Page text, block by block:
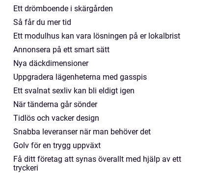
Ett drömboende i skärgården
Så får du mer tid
Ett modulhus kan vara lösningen på er lokalbrist
Annonsera på ett smart sätt
Nya däckdimensioner
Uppgradera lägenheterna med gasspis
Ett svalnat sexliv kan bli eldigt igen
När tänderna går sönder
Tidlös och vacker design
Snabba leveranser när man behöver det
Golv för en trygg uppväxt
Få ditt företag att synas överallt med hjälp av ett
tryckeri